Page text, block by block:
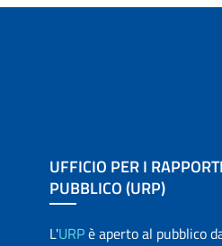
UFFICIO PER I
PUBBLICO (URP)
L'URPè aperto al pubblico